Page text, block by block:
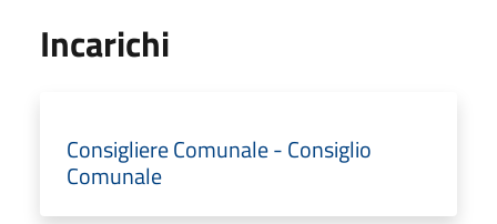
Incarichi
Consigliere Comunale - Consiglio
Comunale